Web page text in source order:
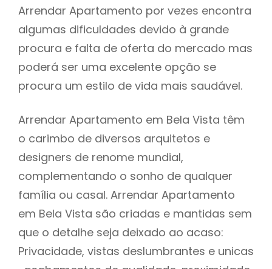
Arrendar Apartamento por vezes encontra
algumas dificuldades devido à grande
procura e falta de oferta do mercado mas
poderá ser uma excelente opção se
procura um estilo de vida mais saudável.
Arrendar Apartamento em Bela Vista têm
o carimbo de diversos arquitetos e
designers de renome mundial,
complementando o sonho de qualquer
família ou casal. Arrendar Apartamento
em Bela Vista são criadas e mantidas sem
que o detalhe seja deixado ao acaso:
Privacidade, vistas deslumbrantes e unicas